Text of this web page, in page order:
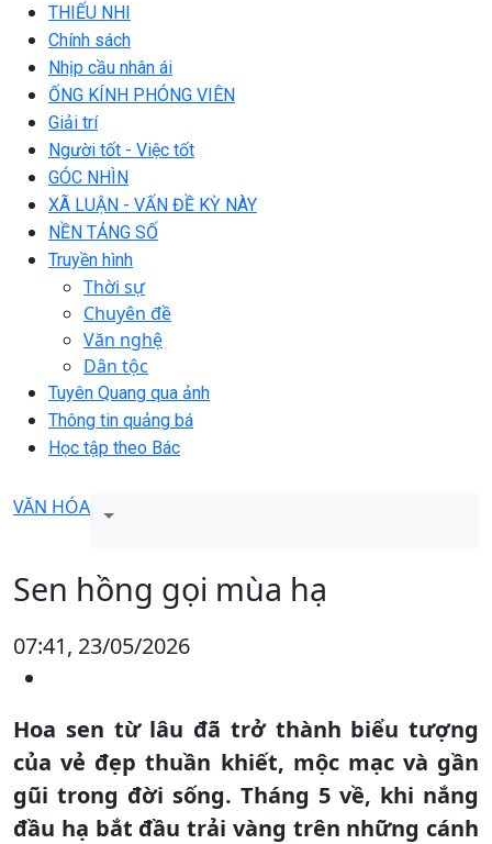
THIẾU NHI
Chính sách
Nhịp cầu nhân ái
ỐNG KÍNH PHÓNG VIÊN
Giải trí
Người tốt - Việc tốt
GÓC NHÌN
XÃ LUẬN - VẤN ĐỀ KỲ NÀY
NỀN TẢNG SỐ
Truyền hình
Thời sự
Chuyên đề
Văn nghệ
Dân tộc
Tuyên Quang qua ảnh
Thông tin quảng bá
Học tập theo Bác
VĂN HÓA
Sen hồng gọi mùa hạ
07:41, 23/05/2026
Hoa sen từ lâu đã trở thành biểu tượng
của vẻ đẹp thuần khiết, mộc mạc và gần
gũi trong đời sống. Tháng 5 về, khi nắng
đầu hạ bắt đầu trải vàng trên những cánh